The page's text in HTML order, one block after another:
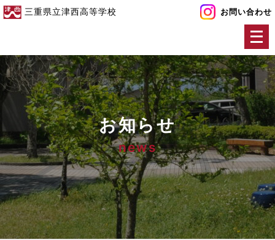
三重県立津西高等学校 お問い合わせ
メ
ニ
ュ
ー
を
開
く
お知らせ
news